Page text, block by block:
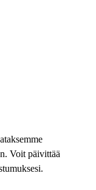
Voit päivittää